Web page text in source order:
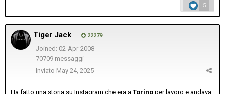
5
Tiger Jack 22279
Joined: 02-Apr-2008
70709 messaggi
Inviato May 24, 2025
Ha fatto una storia su Instagram che era a Torino per lavoro e andava